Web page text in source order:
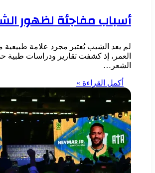
أسباب مفاجئة لظهور
لم يعد الشيب يُعتبر مجرد علامة طبيعية
العمر، إذ كشفت تقارير ودراسات طبية
الشعر…
أكمل القراءة »